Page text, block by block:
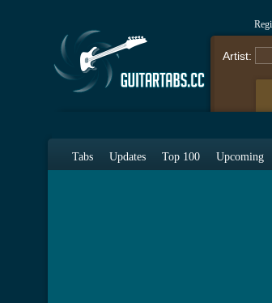
Artist:
Tabs Updates Top 100 Upcoming